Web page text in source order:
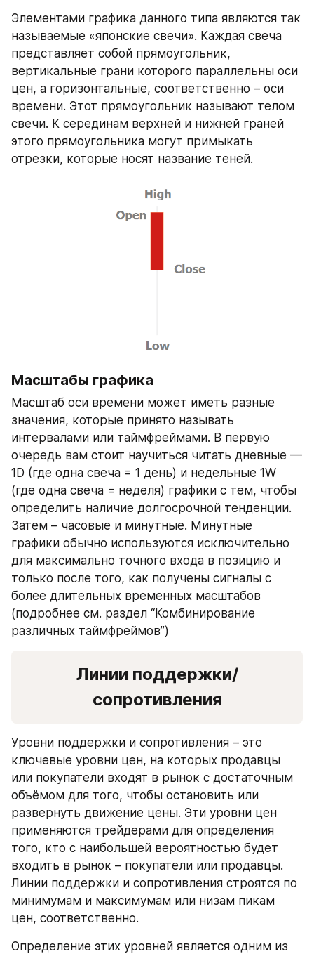
Элементами графика данного типа являются так
называемые «японские свечи». Каждая свеча
представляет собой прямоугольник,
вертикальные грани которого параллельны оси
цен, а горизонтальные, соответственно – оси
времени. Этот прямоугольник называют телом
свечи. К серединам верхней и нижней граней
этого прямоугольника могут примыкать
отрезки, которые носят название теней.
Масштабы графика
Масштаб оси времени может иметь разные
значения, которые принято называть
интервалами или таймфреймами. В первую
очередь вам стоит научиться читать дневные —
1D (где одна свеча = 1 день) и недельные 1W
(где одна свеча = неделя) графики с тем, чтобы
определить наличие долгосрочной тенденции.
Затем – часовые и минутные. Минутные
графики обычно используются исключительно
для максимально точного входа в позицию и
только после того, как получены сигналы с
более длительных временных масштабов
(подробнее см. раздел “Комбинирование
различных таймфреймов”)
Линии поддержки/
сопротивления
Уровни поддержки и сопротивления – это
ключевые уровни цен, на которых продавцы
или покупатели входят в рынок с достаточным
объёмом для того, чтобы остановить или
развернуть движение цены. Эти уровни цен
применяются трейдерами для определения
того, кто с наибольшей вероятностью будет
входить в рынок – покупатели или продавцы.
Линии поддержки и сопротивления строятся по
минимумам и максимумам или низам пикам
цен, соответственно.
Определение этих уровней является одним из